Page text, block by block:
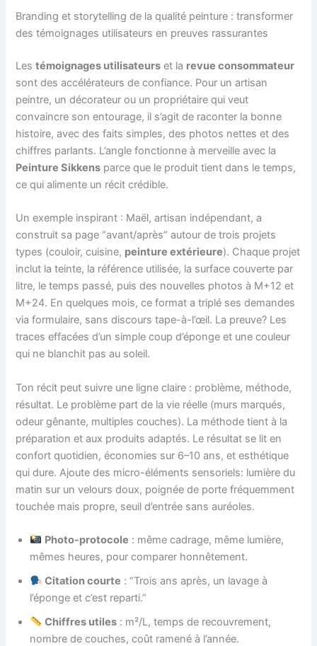
Branding et storytelling de la qualité peinture : transformer
des témoignages utilisateurs en preuves rassurantes
Lestémoignages utilisateurs et la revue consommateur
sont des accélérateurs de confiance. Pour un artisan
peintre, un décorateur ou un propriétaire qui veut
convaincre son entourage, il s’agit de raconter la bonne
histoire, avec des faits simples, des photos nettes et des
chiffres parlants. L’angle fonctionne à merveille avec la
Peinture Sikkens parce que le produit tient dans le temps,
ce qui alimente un récit crédible.
Un exemple inspirant : Maël, artisan indépendant, a
construit sa page “avant/après” autour de trois projets
types (couloir, cuisine, peinture extérieure). Chaque projet
inclut la teinte, la référence utilisée, la surface couverte par
litre, le temps passé, puis des nouvelles photos à M+12 et
M+24. En quelques mois, ce format a triplé ses demandes
via formulaire, sans discours tape-à-l’œil. La preuve? Les
traces effacées d’un simple coup d’éponge et une couleur
qui ne blanchit pas au soleil.
Ton récit peut suivre une ligne claire : problème, méthode,
résultat. Le problème part de la vie réelle (murs marqués,
odeur gênante, multiples couches). La méthode tient à la
préparation et aux produits adaptés. Le résultat se lit en
confort quotidien, économies sur 6–10 ans, et esthétique
qui dure. Ajoute des micro-éléments sensoriels: lumière du
matin sur un velours doux, poignée de porte fréquemment
touchée mais propre, seuil d’entrée sans auréoles.
Photo-protocole : même cadrage, même lumière,
mêmes heures, pour comparer honnêtement.
Citation courte : “Trois ans après, un lavage à
l’éponge et c’est reparti.”
Chiffres utiles : m²/L, temps de recouvrement,
nombre de couches, coût ramené à l’année.